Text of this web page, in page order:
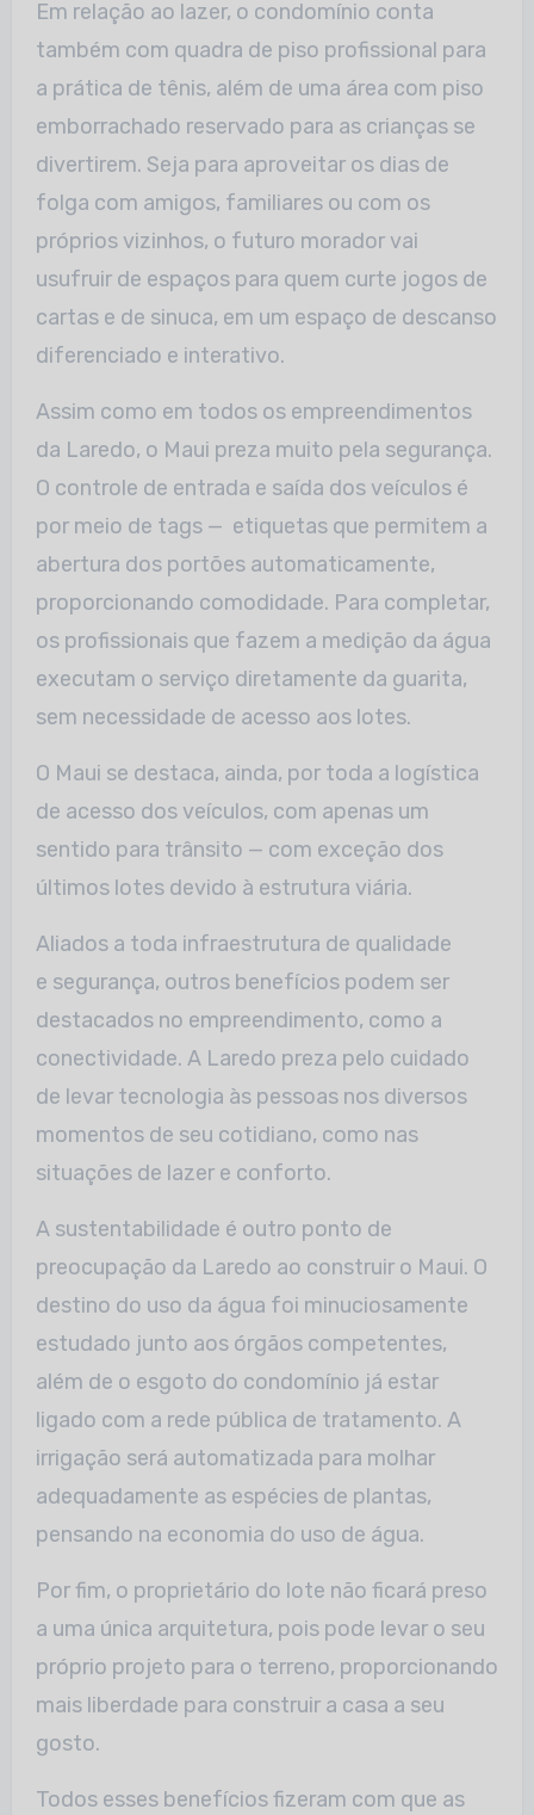
Em relação ao lazer, o condomínio conta
também com quadra de piso profissional para
a prática de tênis, além de uma área com piso
emborrachado reservado para as crianças se
divertirem. Seja para aproveitar os dias de
folga com amigos, familiares ou com os
próprios vizinhos, o futuro morador vai
usufruir de espaços para quem curte jogos de
cartas e de sinuca, em um espaço de descanso
diferenciado e interativo.
Assim como em todos os empreendimentos
da Laredo, o Maui preza muito pela segurança.
O controle de entrada e saída dos veículos é
por meio de tags — etiquetas que permitem a
abertura dos portões automaticamente,
proporcionando comodidade. Para completar,
os profissionais que fazem a medição da água
executam o serviço diretamente da guarita,
sem necessidade de acesso aos lotes.
O Maui se destaca, ainda, por toda a logística
de acesso dos veículos, com apenas um
sentido para trânsito — com exceção dos
últimos lotes devido à estrutura viária.
Aliados a toda infraestrutura de qualidade
e segurança, outros benefícios podem ser
destacados no empreendimento, como a
conectividade. A Laredo preza pelo cuidado
de levar tecnologia às pessoas nos diversos
momentos de seu cotidiano, como nas
situações de lazer e conforto.
A sustentabilidade é outro ponto de
preocupação da Laredo ao construir o Maui. O
destino do uso da água foi minuciosamente
estudado junto aos órgãos competentes,
além de o esgoto do condomínio já estar
ligado com a rede pública de tratamento. A
irrigação será automatizada para molhar
adequadamente as espécies de plantas,
pensando na economia do uso de água.
Por fim, o proprietário do lote não ficará preso
a uma única arquitetura, pois pode levar o seu
próprio projeto para o terreno, proporcionando
mais liberdade para construir a casa a seu
gosto.
Todos esses benefícios fizeram com que as